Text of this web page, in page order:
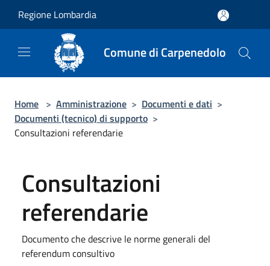
Regione Lombardia
Comune di Carpenedolo
Home > Amministrazione > Documenti e dati >
Documenti (tecnico) di supporto >
Consultazioni referendarie
Consultazioni
referendarie
Documento che descrive le norme generali del
referendum consultivo